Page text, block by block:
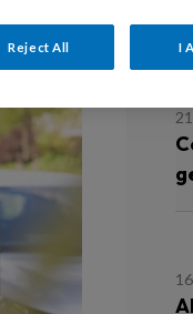
Reject All I